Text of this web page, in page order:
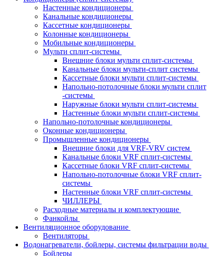
Настенные кондиционеры
Канальные кондиционеры
Кассетные кондиционеры
Колонные кондиционеры
Мобильные кондиционеры
Мульти сплит-системы
Внешние блоки мульти сплит-системы
Канальные блоки мульти-сплит системы
Кассетные блоки мульти сплит-системы
Напольно-потолочные блоки мульти сплит
-системы
Наружные блоки мульти сплит-системы
Настенные блоки мульти сплит-системы
Напольно-потолочные кондиционеры
Оконные кондиционеры
Промышленные кондиционеры
Внешние блоки для VRF-VRV систем
Канальные блоки VRF сплит-системы
Кассетные блоки VRF сплит-системы
Напольно-потолочные блоки VRF сплит-
системы
Настенные блоки VRF сплит-системы
ЧИЛЛЕРЫ
Расходные материалы и комплектующие
Фанкойлы
Вентиляционное оборудование
Вентиляторы
Водонагреватели, бойлеры, системы фильтрации воды
Бойлеры